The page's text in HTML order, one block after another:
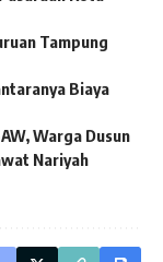
Tampung
Biaya
Warga Dusun
Nariyah